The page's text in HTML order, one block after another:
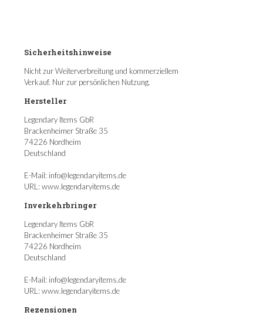
Sicherheitshinweise
Nicht zur Weiterverbreitung und kommerziellem
Verkauf. Nur zur persönlichen Nutzung.
Hersteller
Legendary Items GbR
Brackenheimer Straße 35
74226 Nordheim
Deutschland
E-Mail: info@legendaryitems.de
URL: www.legendaryitems.de
Inverkehrbringer
Legendary Items GbR
Brackenheimer Straße 35
74226 Nordheim
Deutschland
E-Mail: info@legendaryitems.de
URL: www.legendaryitems.de
Rezensionen